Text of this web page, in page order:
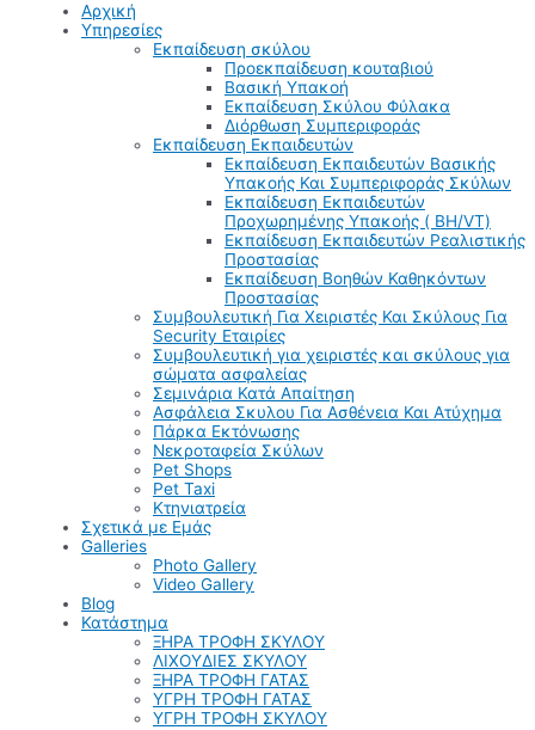
Αρχική
Υπηρεσίες
Εκπαίδευση σκύλου
Προεκπαίδευση κουταβιού
Βασική Υπακοή
Εκπαίδευση Σκύλου Φύλακα
Διόρθωση Συμπεριφοράς
Εκπαίδευση Εκπαιδευτών
Εκπαίδευση Εκπαιδευτών Βασικής
Υπακοής Και Συμπεριφοράς Σκύλων
Εκπαίδευση Εκπαιδευτών
Προχωρημένης Υπακοής ( BH/VT)
Εκπαίδευση Εκπαιδευτών Ρεαλιστικής
Προστασίας
Εκπαίδευση Βοηθών Καθηκόντων
Προστασίας
Συμβουλευτική Για Χειριστές Και Σκύλους Για
Security Εταιρίες
Συμβουλευτική για χειριστές και σκύλους για
σώματα ασφαλείας
Σεμινάρια Κατά Απαίτηση
Ασφάλεια Σκυλου Για Ασθένεια Και Ατύχημα
Πάρκα Εκτόνωσης
Νεκροταφεία Σκύλων
Pet Shops
Pet Taxi
Κτηνιατρεία
Σχετικά με Εμάς
Galleries
Photo Gallery
Video Gallery
Blog
Κατάστημα
ΞΗΡΑ ΤΡΟΦΗ ΣΚΥΛΟΥ
ΛΙΧΟΥΔΙΕΣ ΣΚΥΛΟΥ
ΞΗΡΑ ΤΡΟΦΗ ΓΑΤΑΣ
ΥΓΡΗ ΤΡΟΦΗ ΓΑΤΑΣ
ΥΓΡΗ ΤΡΟΦΗ ΣΚΥΛΟΥ